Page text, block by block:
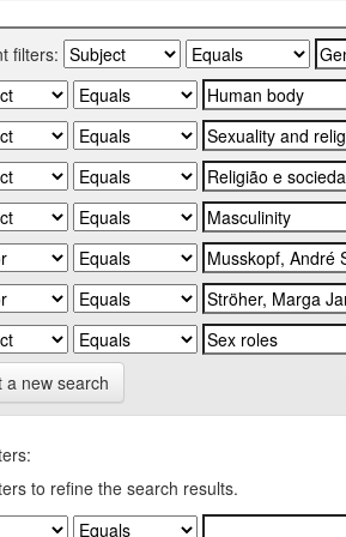
filters:
a new search
to refine the search results.